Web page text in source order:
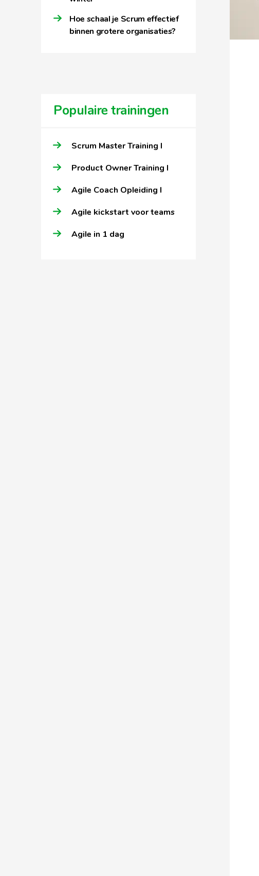
Hoe schaal je Scrum effectief
binnen grotere organisaties?
Populaire trainingen
Scrum Master Training I
Product Owner Training I
Agile Coach Opleiding I
Agile kickstart voor teams
Agile in 1 dag